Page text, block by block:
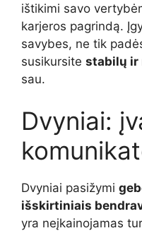
ištikimi savo
karjeros pagrindą.
savybes, ne tik
susikursite stabilų ir
sau.
Dvyniai:
Dvyniai pasižymi
išskirtiniais
yra neįkainojamas